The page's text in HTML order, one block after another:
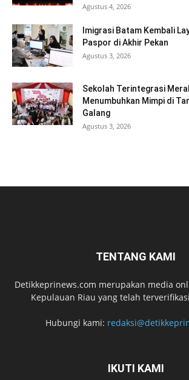
Agustus 4, 2026
Imigrasi Batam Kembali
Paspor di Akhir Pekan
Agustus 3, 2026
Sekolah Terintegrasi
Menumbuhkan Mimpi di
Galang
Agustus 3, 2026
TENTANG KAMI
Detikkeprinews.com merupakan media
Kepulauan Riau yang telah
Hubungi kami:
IKUTI KAMI